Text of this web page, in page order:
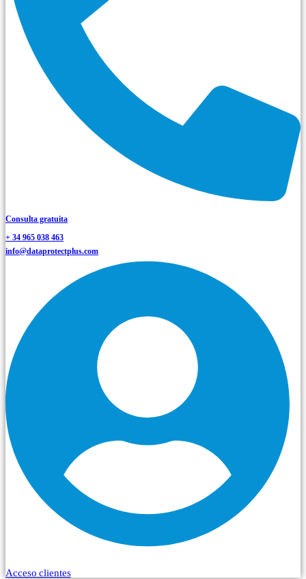
Consulta gratuita
+ 34 965 038 463
info@dataprotectplus.com
Acceso clientes